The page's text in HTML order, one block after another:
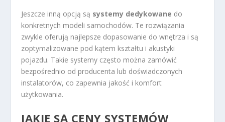
Jeszcze inną opcją są systemy dedykowane do
konkretnych modeli samochodów. Te rozwiązania
zwykle oferują najlepsze dopasowanie do wnętrza i są
zoptymalizowane pod kątem kształtu i akustyki
pojazdu. Takie systemy często można zamówić
bezpośrednio od producenta lub doświadczonych
instalatorów, co zapewnia jakość i komfort
użytkowania.
JAKIE SĄ CENY SYSTEMÓW